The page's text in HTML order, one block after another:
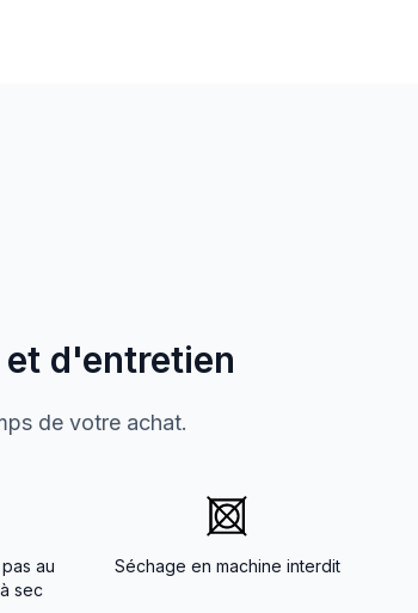
d'entretien
de votre achat.
au
sec
Séchage en machine interdit